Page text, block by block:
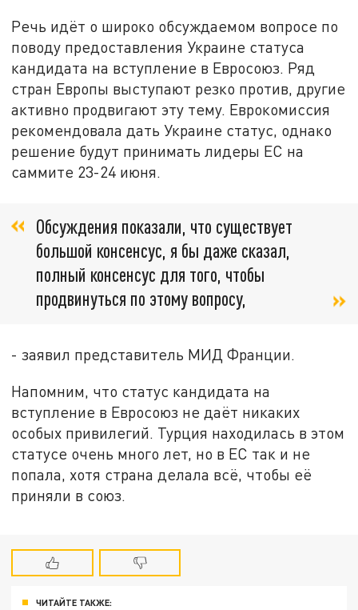
Речь идёт о широко обсуждаемом вопросе по
поводу предоставления Украине статуса
кандидата на вступление в Евросоюз. Ряд
стран Европы выступают резко против, другие
активно продвигают эту тему. Еврокомиссия
рекомендовала дать Украине статус, однако
решение будут принимать лидеры ЕС на
саммите 23-24 июня.
Обсуждения показали, что существует
большой консенсус, я бы даже сказал,
полный консенсус для того, чтобы
продвинуться по этому вопросу,
- заявил представитель МИД Франции.
Напомним, что статус кандидата на
вступление в Евросоюз не даёт никаких
особых привилегий. Турция находилась в этом
статусе очень много лет, но в ЕС так и не
попала, хотя страна делала всё, чтобы её
приняли в союз.
ЧИТАЙТЕ ТАКЖЕ: